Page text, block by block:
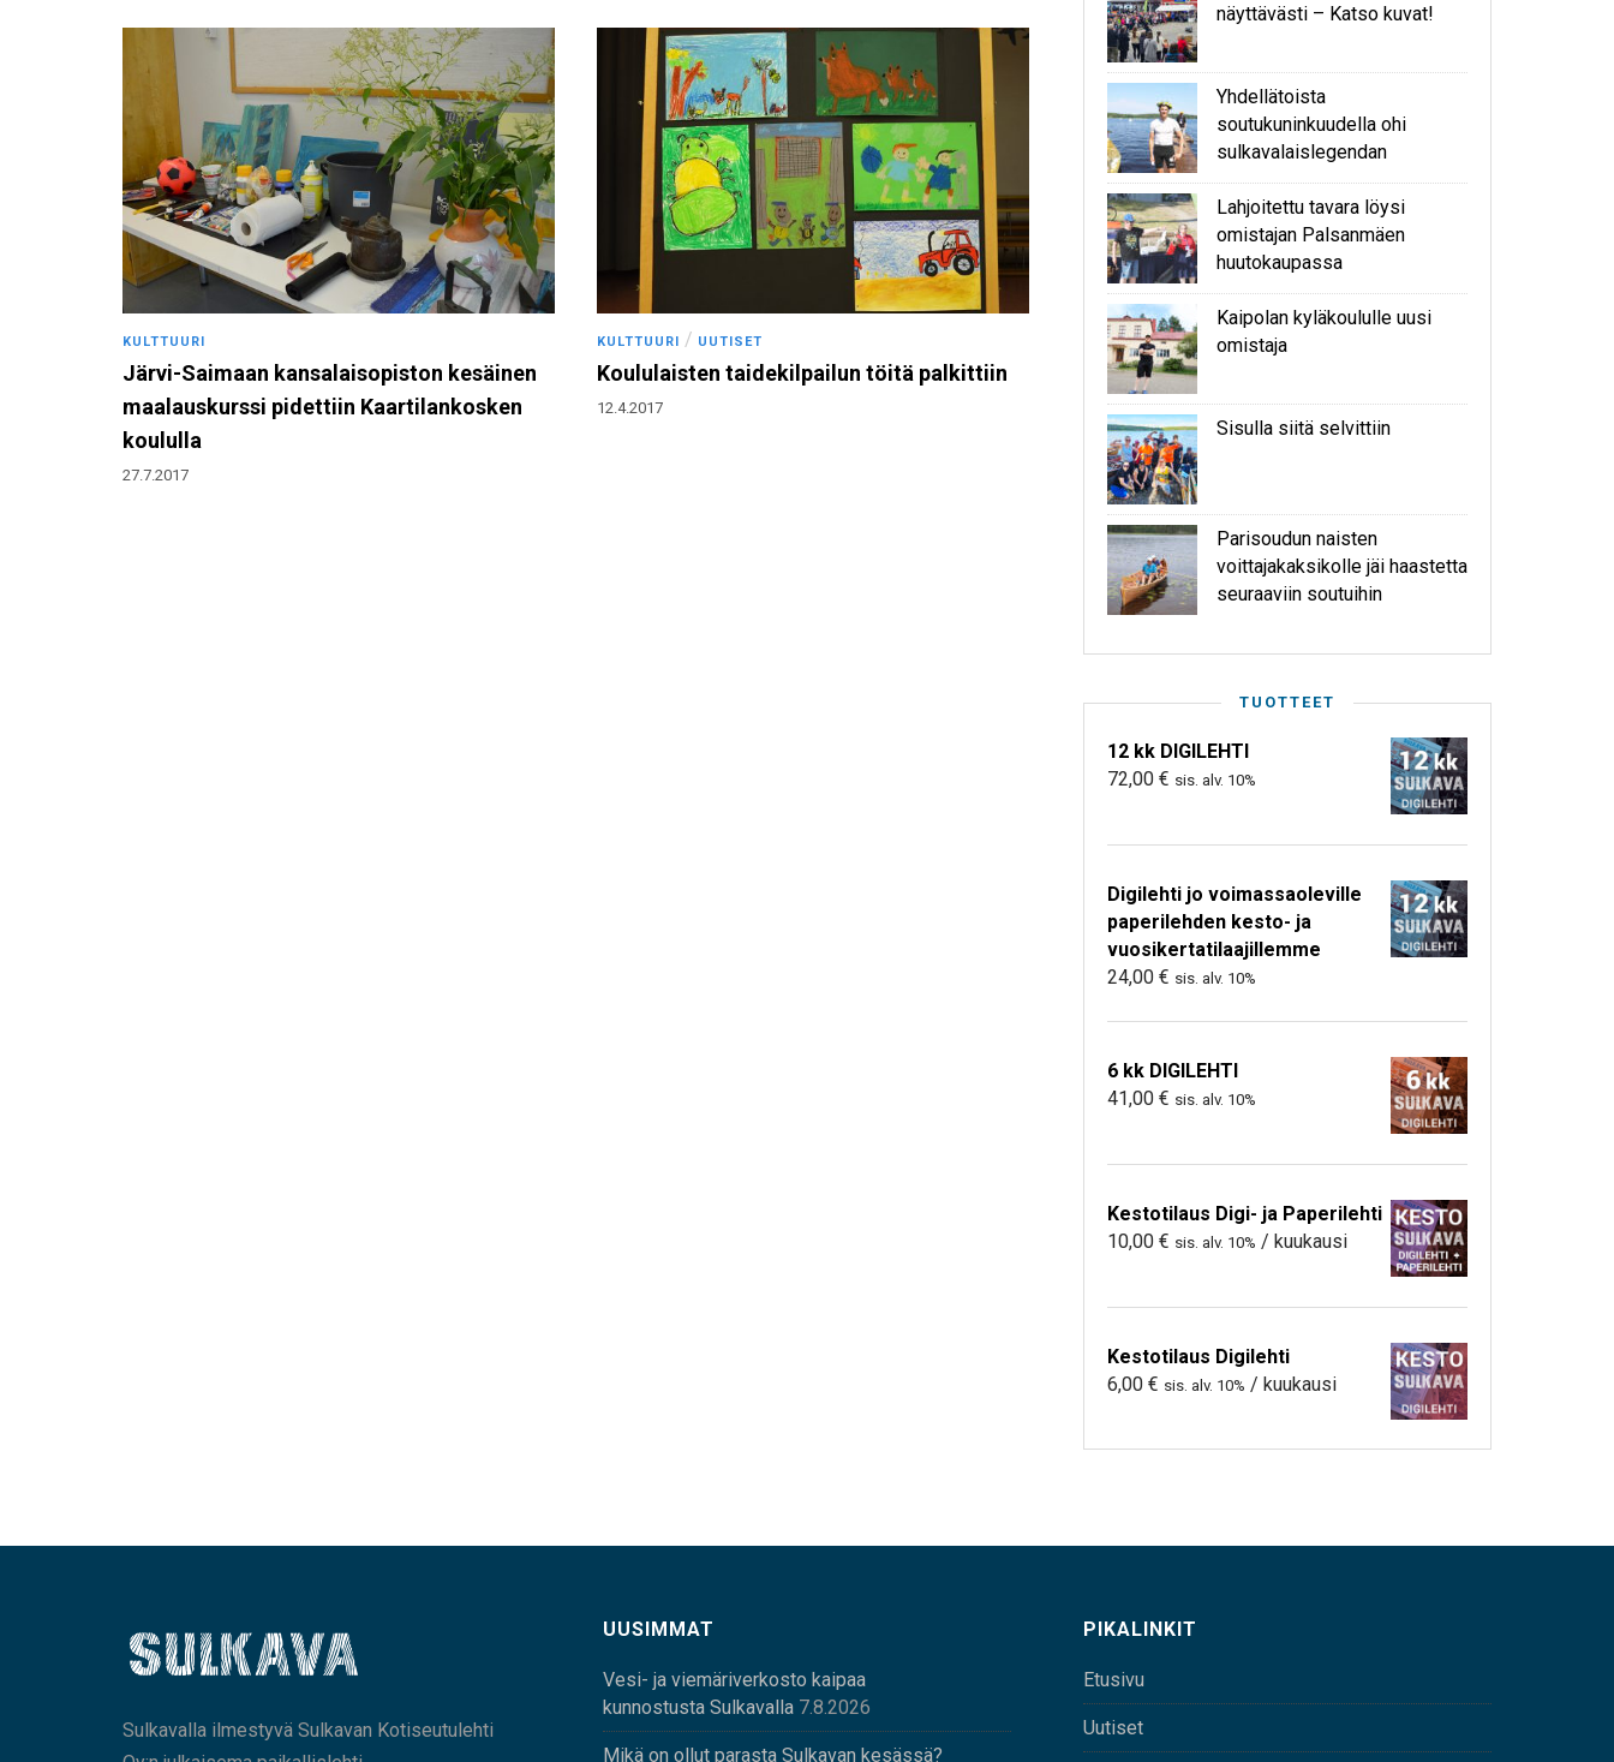
KULTTUURI
Järvi-Saimaan kansalaisopiston kesäinen
maalauskurssi pidettiin Kaartilankosken
koululla
27.7.2017
KULTTUURI / UUTISET
Koululaisten taidekilpailun töitä palkittiin
12.4.2017
näyttävästi – Katso kuvat!
Yhdellätoista
soutukuninkuudella ohi
sulkavalaislegendan
Lahjoitettu tavara löysi
omistajan Palsanmäen
huutokaupassa
Kaipolan kyläkoululle uusi
omistaja
Sisulla siitä selvittiin
Parisoudun naisten
voittajakaksikolle jäi haastetta
seuraaviin soutuihin
TUOTTEET
12 kk DIGILEHTI
72,00 € sis. alv. 10%
Digilehti jo voimassaoleville
paperilehden kesto- ja
vuosikertatilaajillemme
24,00 € sis. alv. 10%
6 kk DIGILEHTI
41,00 € sis. alv. 10%
Kestotilaus Digi- ja Paperilehti
10,00 € sis. alv. 10% / kuukausi
Kestotilaus Digilehti
6,00 € sis. alv. 10% / kuukausi
Sulkavalla ilmestyvä Sulkavan Kotiseutulehti
UUSIMMAT
Vesi- ja viemäriverkosto kaipaa
kunnostusta Sulkavalla 7.8.2026
Mikä on ollut parasta Sulkavan kesässä?
PIKALINKIT
Etusivu
Uutiset